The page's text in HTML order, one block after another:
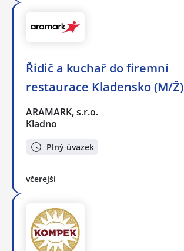
Řidič a kuchař do firemní
restaurace Kladensko (M/Ž)
ARAMARK, s.r.o.
Kladno
Plný úvazek
včerejší